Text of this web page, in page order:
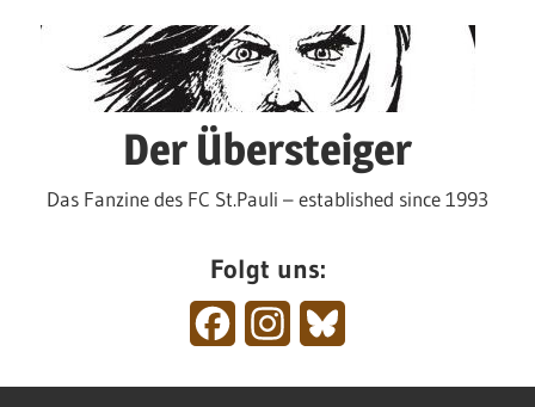
Der Übersteiger
Das Fanzine des FC St.Pauli – established since 1993
Folgt uns:
FacebookInstagram